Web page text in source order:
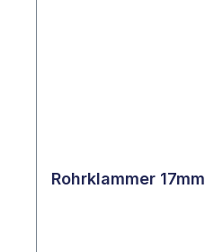
Rohrklammer 17mm